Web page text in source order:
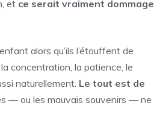
et ce serait vraiment dommage
alors qu’ils l’étouffent de
concentration, la patience, le
naturellement. Le tout est de
— ou les mauvais souvenirs — ne